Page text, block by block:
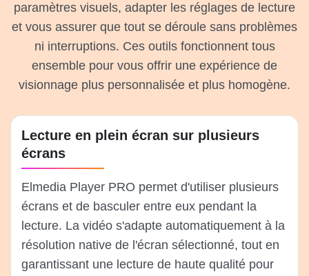
paramètres visuels, adapter les réglages de lecture
et vous assurer que tout se déroule sans problèmes
ni interruptions. Ces outils fonctionnent tous
ensemble pour vous offrir une expérience de
visionnage plus personnalisée et plus homogène.
Lecture en plein écran sur plusieurs
écrans
Elmedia Player PRO permet d'utiliser plusieurs
écrans et de basculer entre eux pendant la
lecture. La vidéo s'adapte automatiquement à la
résolution native de l'écran sélectionné, tout en
garantissant une lecture de haute qualité pour